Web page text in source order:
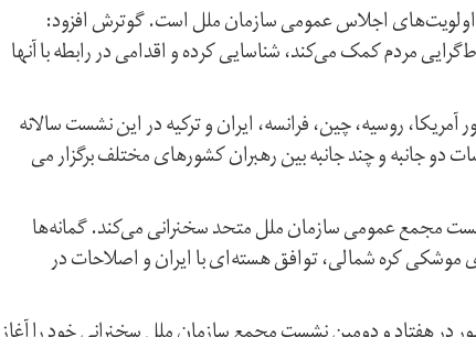
اجلاس عمومی سازمان ملل است. گوترش افزود:
مردم کمک می‌کند،‌ شناسایی کرده و اقدامی در رابطه با آنها
آمریکا، روسیه، چین، فرانسه، ایران و ترکیه در این نشست سالانه
جانبه و چند جانبه بین رهبران کشورهای مختلف برگزار می
مجمع عمومی سازمان ملل متحد سخنرانی می‌کند. گمانه‌ها
کره شمالی، توافق هسته‌ای با ایران و اصلاحات در